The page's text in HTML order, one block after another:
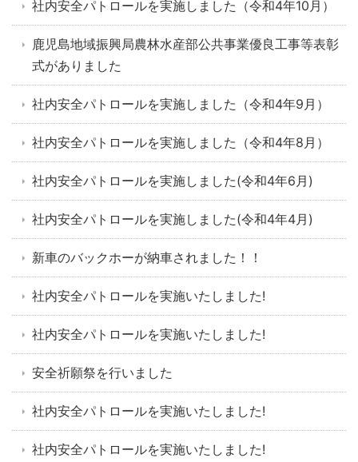
社内安全パトロールを実施しました（令和4年10月）
鹿児島地域振興局農林水産部公共事業優良工事等表彰
式がありました
社内安全パトロールを実施しました（令和4年9月）
社内安全パトロールを実施しました（令和4年8月）
社内安全パトロールを実施しました(令和4年6月)
社内安全パトロールを実施しました(令和4年4月)
新車のバックホーが納車されました！！
社内安全パトロールを実施いたしました!
社内安全パトロールを実施いたしました!
安全祈願祭を行いました
社内安全パトロールを実施いたしました!
社内安全パトロールを実施いたしました!